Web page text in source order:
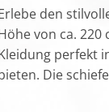
den
von ca.
perfekt
Die